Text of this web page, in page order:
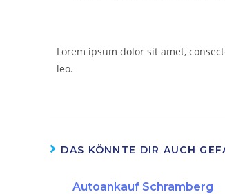
Lorem ipsum dolor sit amet,
leo.
DAS KÖNNTE DIR AUCH
Autoankauf Schramberg